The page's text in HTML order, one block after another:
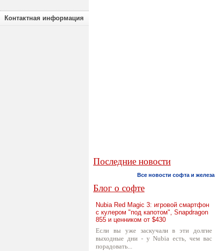
Контактная информация
Последние новости
Все новости софта и железа
Блог о софте
Nubia Red Magic 3: игровой смартфон
с кулером "под капотом", Snapdragon
855 и ценником от $430
Если вы уже заскучали в эти долгие
выходные дни - у Nubia есть, чем вас
порадовать...